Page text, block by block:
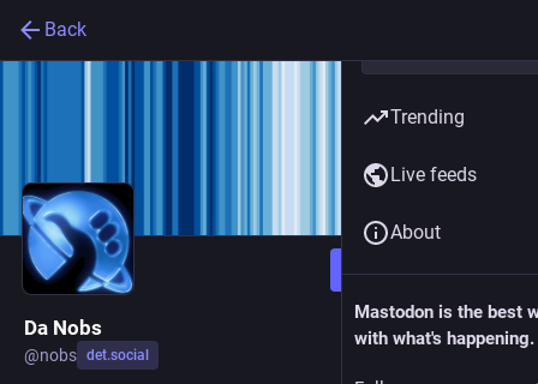
Back
Follow
Da Nobs
@nobs det.social
Trending
Live feeds
About
Mastodon is the best
with what's happening.